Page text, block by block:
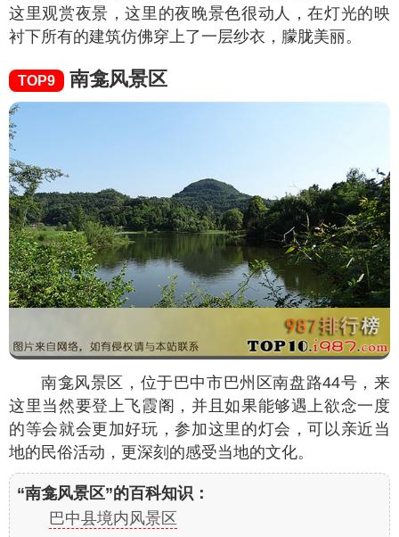
这里观赏夜景，这里的夜晚景色很动人，在灯光的映
衬下所有的建筑仿佛穿上了一层纱衣，朦胧美丽。
TOP9 南龛风景区
南龛风景区，位于巴中市巴州区南盘路44号，来
这里当然要登上飞霞阁，并且如果能够遇上欲念一度
的等会就会更加好玩，参加这里的灯会，可以亲近当
地的民俗活动，更深刻的感受当地的文化。
“南龛风景区”的百科知识：
巴中县境内风景区